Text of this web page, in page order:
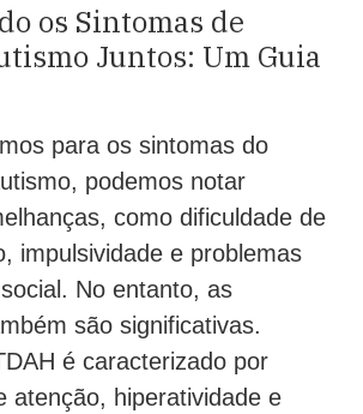
os Sintomas de
Juntos: Um Guia
para os sintomas do
podemos notar
como dificuldade de
impulsividade e problemas
No entanto, as
são significativas.
é caracterizado por
atenção, hiperatividade e